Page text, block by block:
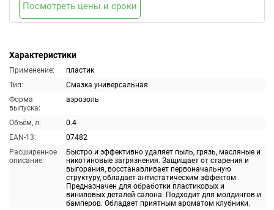
Характеристики
Применение:
пластик
Тип:
Смазка универсальная
Форма
выпуска:
аэрозоль
Объём, л:
0.4
EAN-13:
07482
Расширенное
описание:
Быстро и эффективно удаляет пыль, грязь, масляные и
никотиновые загрязнения. Защищает от старения и
выгорания, восстанавливает первоначальную
структуру, обладает антистатическим эффектом.
Предназначен для обработки пластиковых и
виниловых деталей салона. Подходит для молдингов и
бамперов. Обладает приятным ароматом клубники.
Посмотреть цены и сроки